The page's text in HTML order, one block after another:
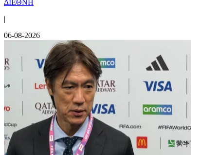
ΔΙΕΘΝΗ
|
06-08-2026